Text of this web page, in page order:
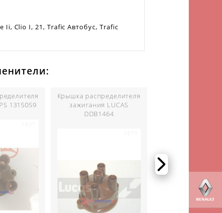
Ii, Clio I, 21, Trafic Автобус, Trafic
1315059
Крышка распределителя
зажигания LUCAS
DDB1464